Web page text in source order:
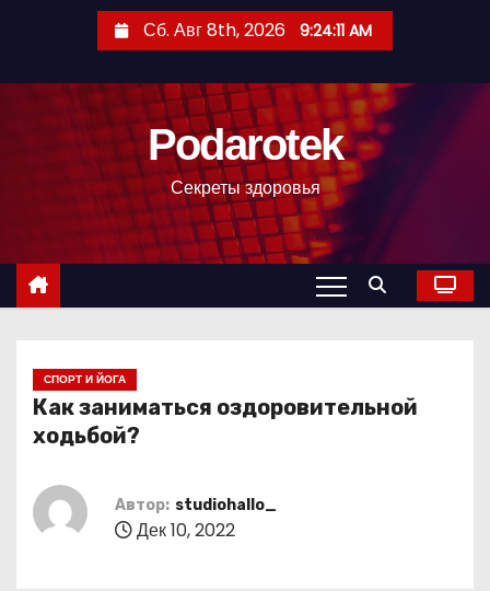
с
Сб. Авг 8th, 2026 9:24:12 AM
Podarotek
Секреты здоровья
СПОРТ И ЙОГА
Как заниматься оздоровительной
ходьбой?
Автор: studiohallo_
Дек 10, 2022